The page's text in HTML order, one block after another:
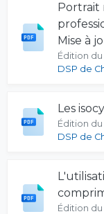
Portrait
Mise à
Édition du
DSP de
Les
Édition du
DSP de
Édition du